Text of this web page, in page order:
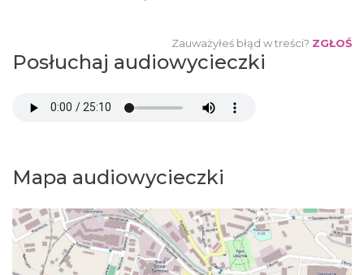
Zauważyłeś błąd w treści? ZGŁOŚ
Posłuchaj audiowycieczki
Mapa audiowycieczki